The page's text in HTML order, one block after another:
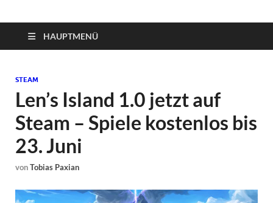
Technoloki: Gaming
und Entertainment
News
Blockbuster, Indie-Perlen und Retro-Klassiker.
HAUPTMENÜ
STEAM
Len’s Island 1.0 jetzt auf
Steam – Spiele kostenlos bis
23. Juni
vonTobias Paxian